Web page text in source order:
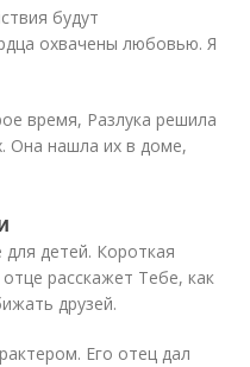
будут
охвачены любовью. Я
время, Разлука решила
Она нашла их в доме,
детей. Короткая
расскажет Тебе, как
друзей.
Его отец дал